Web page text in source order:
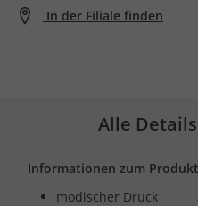
In der Filiale finden
Alle
Informationen zum Produkt
modischer Druck